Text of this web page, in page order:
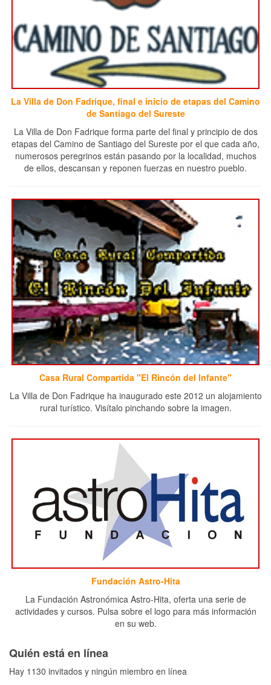
La Villa de Don Fadrique, final e inicio de etapas del Camino
de Santiago del Sureste
La Villa de Don Fadrique forma parte del final y principio de dos
etapas del Camino de Santiago del Sureste por el que cada año,
numerosos peregrinos están pasando por la localidad, muchos
de ellos, descansan y reponen fuerzas en nuestro pueblo.
Casa Rural Compartida "El Rincón del Infante"
La Villa de Don Fadrique ha inaugurado este 2012 un alojamiento
rural turístico. Visítalo pinchando sobre la imagen.
Fundación Astro-Hita
La Fundación Astronómica Astro-Hita, oferta una serie de
actividades y cursos. Pulsa sobre el logo para más información
en su web.
Quién está en línea
Hay 1130 invitados y ningún miembro en línea